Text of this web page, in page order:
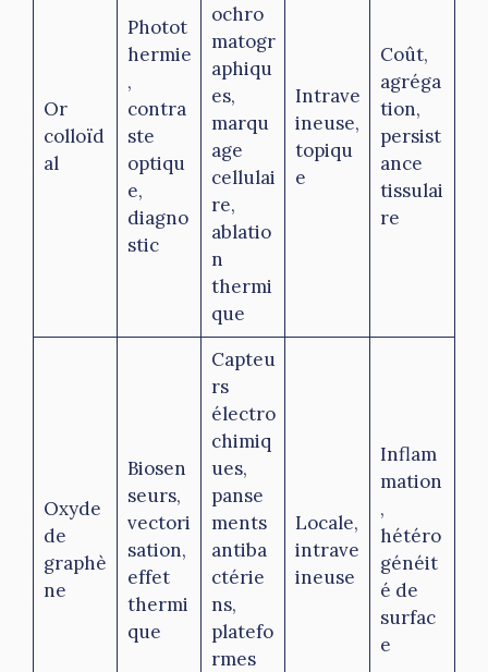
Or
colloïd
al
Photot
hermie
,
contra
ste
optiqu
e,
diagno
stic
ochro
matogr
aphiqu
es,
marqu
age
cellulai
re,
ablatio
n
thermi
que
Intrave
ineuse,
topiqu
e
Coût,
agréga
tion,
persist
ance
tissulai
re
Oxyde
de
graphè
ne
Biosen
seurs,
vectori
sation,
effet
thermi
que
Capteu
rs
électro
chimiq
ues,
panse
ments
antiba
ctérie
ns,
platefo
rmes
Locale,
intrave
ineuse
Inflam
mation
,
hétéro
généit
é de
surfac
e